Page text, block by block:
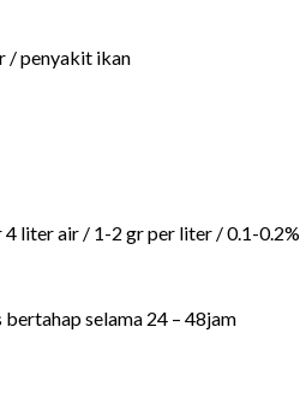
/ penyakit ikan
liter air / 1-2 gr per liter / 0.1-0.2%
selama 24 – 48jam